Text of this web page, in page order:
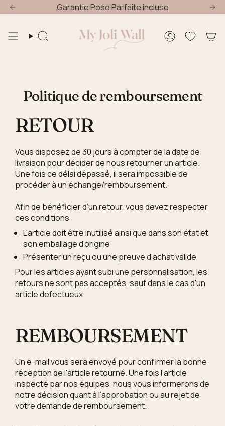
Passer
au
de
nouvelle chambre : -20% jusqu'au 30 Août Offre
Garantie Pose Parfaite incluse
Livraison OFFERTE dès 49€
Recherche Compte
Politique de remboursement
RETOUR
Vous disposez de 30 jours à compter de la date de
livraison pour décider de nous retourner un article.
Une fois ce délai dépassé, il sera impossible de
procéder à un échange/remboursement.
Afin de bénéficier d’un retour, vous devez respecter
ces conditions :
L'article doit être inutilisé ainsi que dans son état et
son emballage d'origine
Présenter un reçu ou une preuve d’achat valide
Pour les articles ayant subi une personnalisation, les
retours ne sont pas acceptés, sauf dans le cas d'un
article défectueux.
REMBOURSEMENT
Un e-mail vous sera envoyé pour confirmer la bonne
réception de l'article retourné. Une fois l'article
inspecté par nos équipes, nous vous informerons de
notre décisionquant à l’approbation ou au rejet de
votre demande de remboursement.